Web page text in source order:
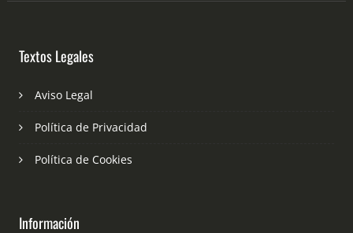
Textos Legales
Aviso Legal
Política de Privacidad
Política de Cookies
Información